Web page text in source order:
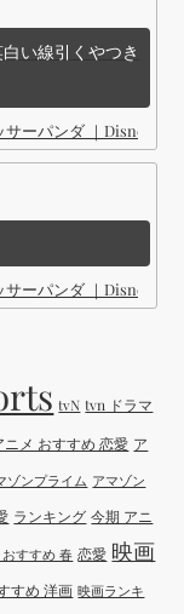
い線引くやつき
サーパンダ ｜Disney (
サーパンダ ｜Disney (
tvN tvn ドラマ
ニメ おすすめ 恋愛 ア
ゾンプライム アマゾン
ランキング 今期 アニ
すすめ 春 恋愛 映画
すめ 洋画 映画ランキ